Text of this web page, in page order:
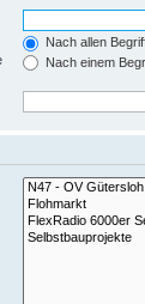
Nach allen
Nach einem